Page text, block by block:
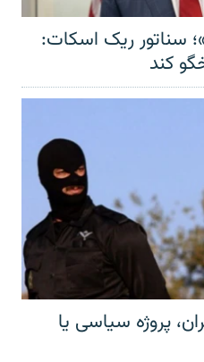
سناتور ریک اسکات:
کند
پروژه سیاسی یا